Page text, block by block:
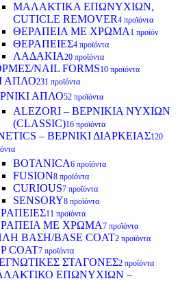
ΜΑΛΑΚΤΙΚΑ ΕΠΩΝΥΧΙΩΝ,
CUTICLE REMOVER4 προϊόντα
ΘΕΡΑΠΕΙΑ ΜΕ ΧΡΩΜΑ 1 προϊόν
ΘΕΡΑΠΕΙΕΣ4 προϊόντα
ΛΑΔΑΚΙΑ20 προϊόντα
NAIL FORMS10 προϊόντα
ΑΠΛΟ231 προϊόντα
ΑΠΛΟ52 προϊόντα
ALEZORI – ΒΕΡΝΙΚΙΑ ΝΥΧΙΩΝ
(CLASSIC)16 προϊόντα
– ΒΕΡΝΙΚΙ ΔΙΑΡΚΕΙΑΣ120
BOTANICA6 προϊόντα
FUSION8 προϊόντα
CURIOUS7 προϊόντα
SENSORY8 προϊόντα
11 προϊόντα
ΜΕ ΧΡΩΜΑ7 προϊόντα
ΒΑΣΗ/BASE COAT2 προϊόντα
COAT7 προϊόντα
ΣΤΑΓΟΝΕΣ2 προϊόντα
ΕΠΩΝΥΧΙΩΝ –